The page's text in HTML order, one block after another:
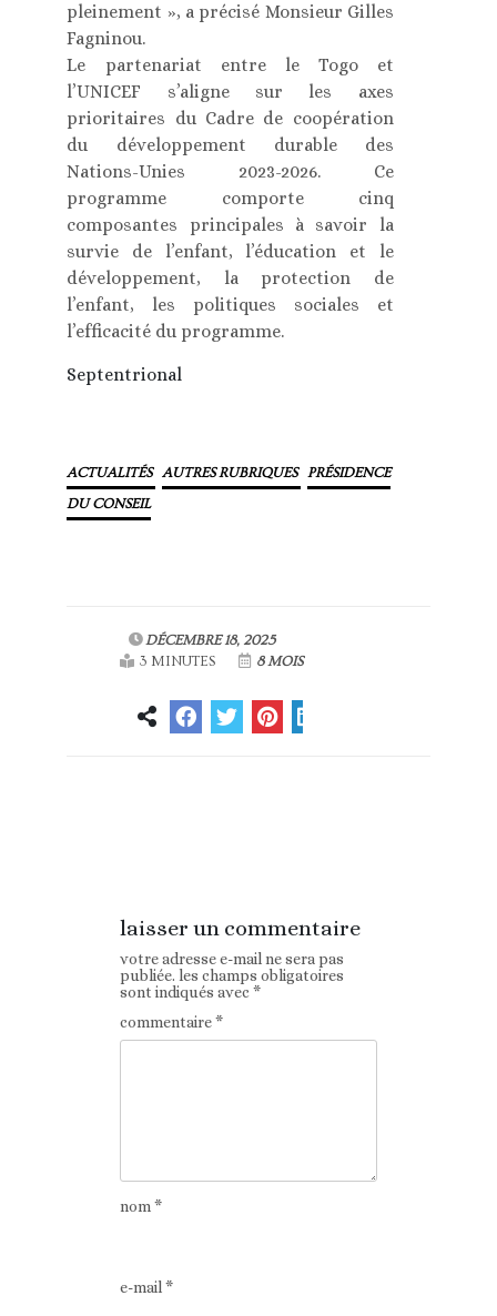
pleinement », a précisé Monsieur Gilles
Fagninou.
Le partenariat entre le Togo et
l’UNICEF s’aligne sur les axes
prioritaires du Cadre de coopération
du développement durable des
Nations-Unies 2023-2026. Ce
programme comporte cinq
composantes principales à savoir la
survie de l’enfant, l’éducation et le
développement, la protection de
l’enfant, les politiques sociales et
l’efficacité du programme.
Septentrional
ACTUALITÉS AUTRES RUBRIQUES PRÉSIDENCE
DU CONSEIL
DÉCEMBRE 18, 2025
3 MINUTES
8 MOIS
laisser un commentaire
votre adresse e-mail ne sera pas
publiée. les champs obligatoires
sont indiqués avec*
commentaire*
nom*
e-mail*